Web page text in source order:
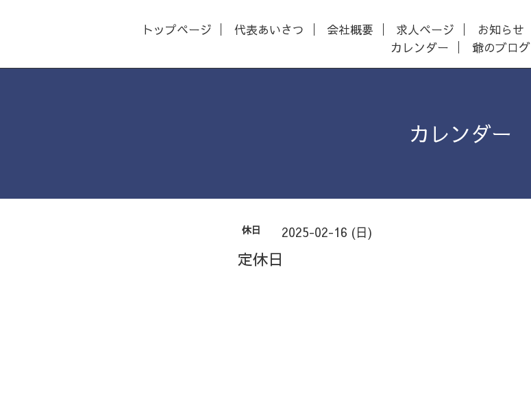
トップページ 代表あいさつ 会社概要 求人ページ お知らせ
カレンダー
爺のブログ
カレンダー
休日 2025-02-16 (日)
定休日